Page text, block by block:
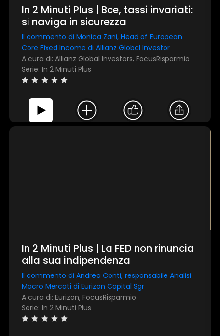
Questo sito web utilizza i cookie
Utilizziamo i cookie per personalizzare contenuti ed
annunci, per fornire funzionalità dei social media e per
analizzare il nostro traffico. Condividiamo inoltre
informazioni sul modo in cui utilizza il nostro sito con i
nostri partner che si occupano di analisi dei dati web,
pubblicità e social media, i quali potrebbero combinarle
raccolto dal suo utilizzo dei loro servizi.
In 2 Minuti Plus | Bce, tassi invariati:
si naviga in sicurezza
Il commento di Monica Zani, Head of European
Core Fixed Income di Allianz Global Investor
A cura di: Allianz Global Investors, FocusRisparmio
Serie: In 2 Minuti Plus
In 2 Minuti Plus | La FED non rinuncia
alla sua indipendenza
Il commento di Andrea Conti, responsabile Analisi
Macro Mercati di Eurizon Capital Sgr
A cura di: Eurizon, FocusRisparmio
Serie: In 2 Minuti Plus